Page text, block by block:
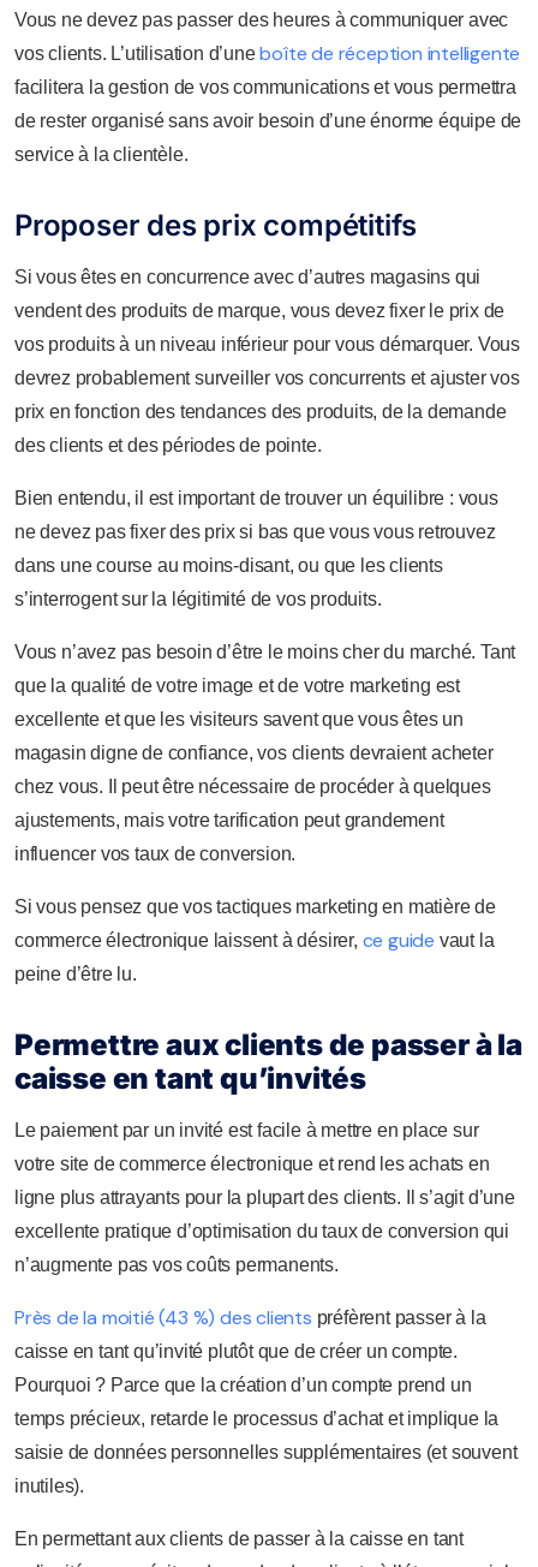
Vous ne devez pas passer des heures à communiquer avec
vos clients. L’utilisation d’uneboîte de réception intelligente
facilitera la gestion de vos communications et vous permettra
de rester organisé sans avoir besoin d’une énorme équipe de
service à la clientèle.
Proposer des prix compétitifs
Si vous êtes en concurrence avec d’autres magasins qui
vendent des produits de marque, vous devez fixer le prix de
vos produits à un niveau inférieur pour vous démarquer. Vous
devrez probablement surveiller vos concurrents et ajuster vos
prix en fonction des tendances des produits, de la demande
des clients et des périodes de pointe.
Bien entendu, il est important de trouver un équilibre : vous
ne devez pas fixer des prix si bas que vous vous retrouvez
dans une course au moins-disant, ou que les clients
s’interrogent sur la légitimité de vos produits.
Vous n’avez pas besoin d’être le moins cher du marché. Tant
que la qualité de votre image et de votre marketing est
excellente et que les visiteurs savent que vous êtes un
magasin digne de confiance, vos clients devraient acheter
chez vous. Il peut être nécessaire de procéder à quelques
ajustements, mais votre tarification peut grandement
influencer vos taux de conversion.
Si vous pensez que vos tactiques marketing en matière de
commerce électronique laissent à désirer, ce guide vaut la
peine d’être lu.
Permettre aux clients de passer à la
caisse en tant qu’invités
Le paiement par un invité est facile à mettre en place sur
votre site de commerce électronique et rend les achats en
ligne plus attrayants pour la plupart des clients. Il s’agit d’une
excellente pratique d’optimisation du taux de conversion qui
n’augmente pas vos coûts permanents.
Près de la moitié (43 %) des clients préfèrent passer à la
caisse en tant qu’invité plutôt que de créer un compte.
Pourquoi ? Parce que la création d’un compte prend un
temps précieux, retarde le processus d’achat et implique la
saisie de données personnelles supplémentaires (et souvent
inutiles).
En permettant aux clients de passer à la caisse en tant